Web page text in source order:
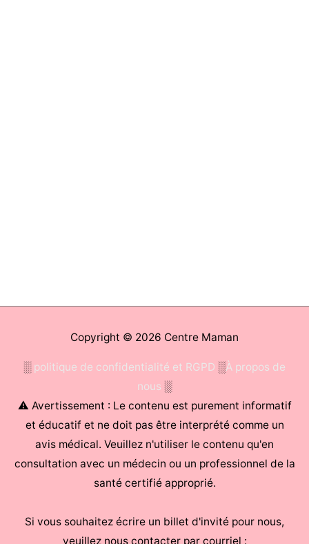
Copyright © 2026 Centre Maman
░ politique de confidentialité et RGPD ░À propos de
nous ░
⚠ Avertissement : Le contenu est purement informatif
et éducatif et ne doit pas être interprété comme un
avis médical. Veuillez n'utiliser le contenu qu'en
consultation avec un médecin ou un professionnel de la
santé certifié approprié.
Si vous souhaitez écrire un billet d'invité pour nous,
veuillez nous contacter par courriel :